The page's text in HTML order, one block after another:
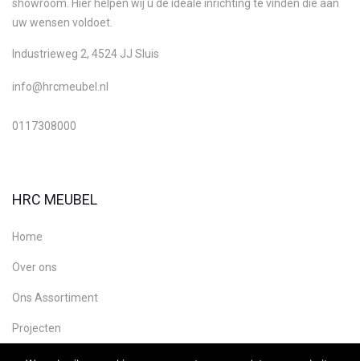
showroom. Hier helpen wij u de ideale inrichting te vinden die aan
uw wensen voldoet.
Industrieweg 2, 4524 JJ Sluis
info@hrcmeubel.nl
0117308000
HRC MEUBEL
Home
Over ons
Ons Assortiment
Projecten